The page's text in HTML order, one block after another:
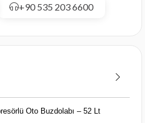
+90 535 203 6600
Oto Buzdolabı – 52 Lt